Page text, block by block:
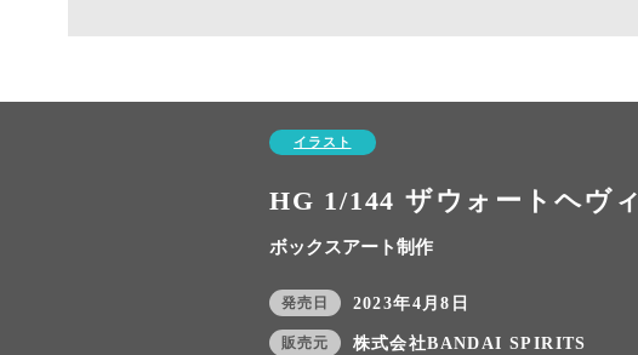
イラスト
HG 1/144 ザウォートヘヴィ
ボックスアート制作
発売日 2023年4月8日
販売元 株式会社BANDAI SPIRITS